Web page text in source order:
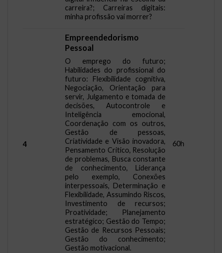
carreira?; Carreiras digitais:
minha profissão vai morrer?
4
Empreendedorismo
Pessoal
O emprego do futuro;
Habilidades do profissional do
futuro: Flexibilidade cognitiva,
Negociação, Orientação para
servir, Julgamento e tomada de
decisões, Autocontrole e
Inteligência emocional,
Coordenação com os outros,
Gestão de pessoas,
Criatividade e Visão inovadora,
Pensamento Critico, Resolução
de problemas, Busca constante
de conhecimento, Liderança
pelo exemplo, Conexões
interpessoais, Determinação e
Flexibilidade, Assumindo Riscos,
Investimento de recursos;
Proatividade; Planejamento
estratégico; Gestão do Tempo;
Gestão de Recursos Pessoais;
Gestão do conhecimento;
Gestão motivacional.
60h